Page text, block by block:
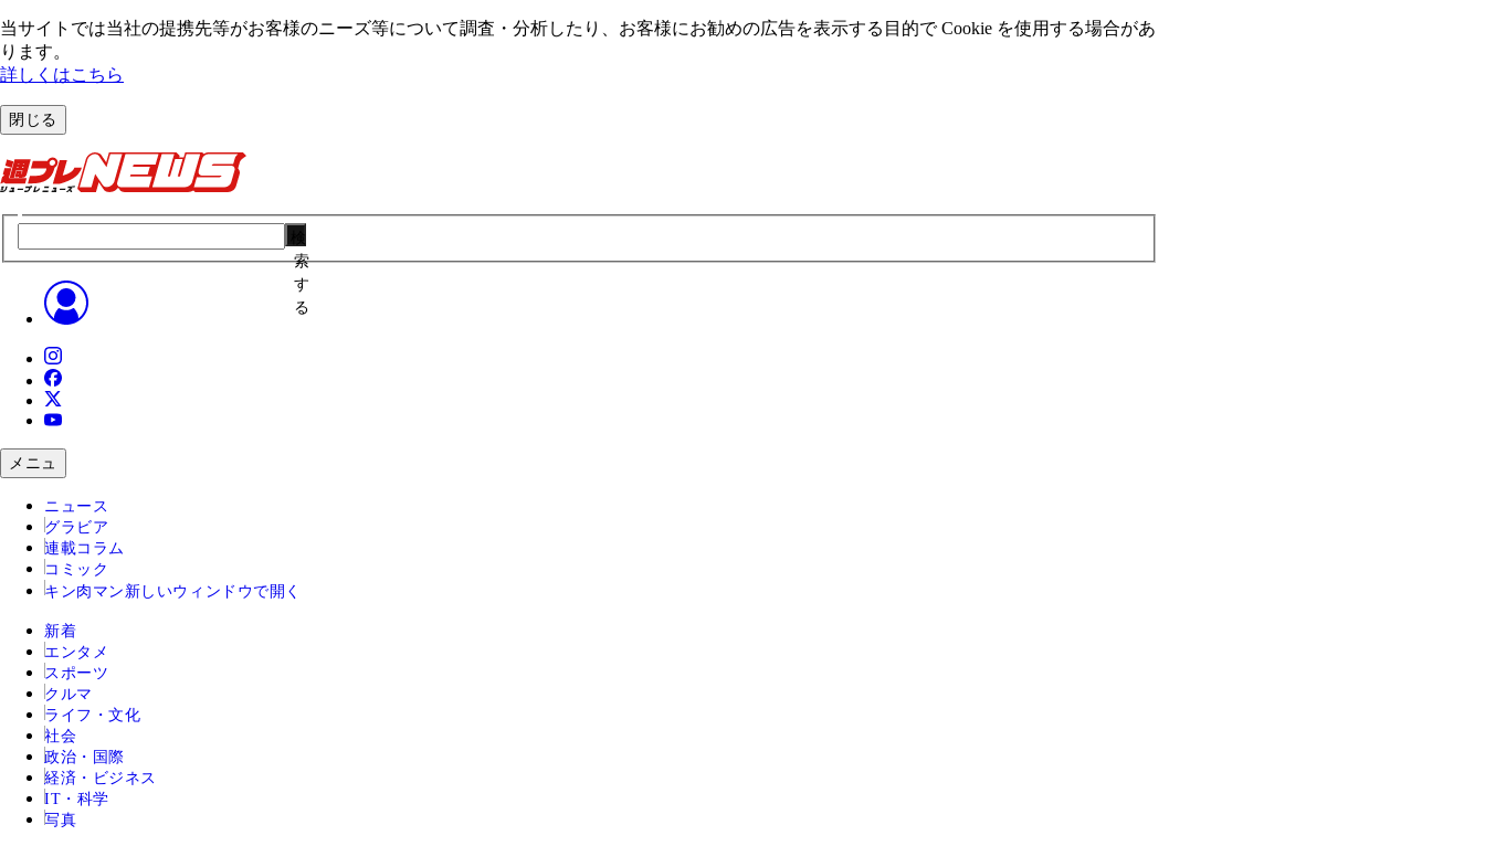
当サイトでは当社の提携先等がお客様のニーズ等について調査・分析したり、お客様にお勧めの広告を表⽰する⽬的で Cookie を使⽤する場合があ
ります。
詳しくはこちら
閉じる
索
す
る
メニュ
ニュース
グラビア
連載コラム
コミック
キン肉マン 新しいウィンドウで開く
新着
エンタメ
スポーツ
クルマ
ライフ・文化
社会
政治・国際
経済・ビジネス
IT・科学
写真